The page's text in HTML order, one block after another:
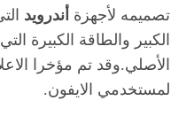
تصميمه لأجهزة أندرويد
الكبير والطاقة الكبيرة
الأصلي.وقد تم مؤخرا
لمستخدمي الايفون.